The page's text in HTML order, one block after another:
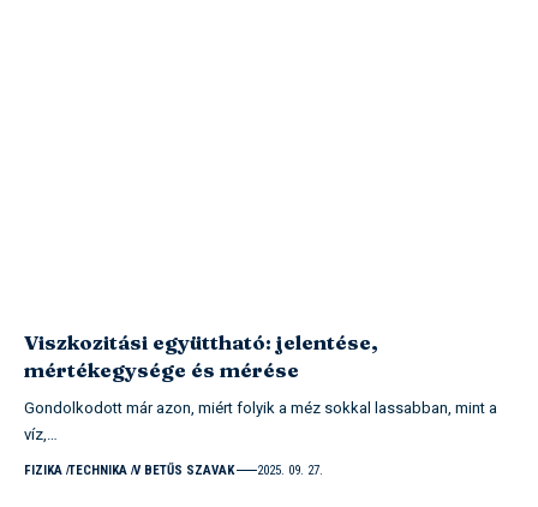
Viszkozitási együttható: jelentése,
mértékegysége és mérése
Gondolkodott már azon, miért folyik a méz sokkal lassabban, mint a
víz,…
FIZIKA TECHNIKA V BETŰS SZAVAK 2025. 09. 27.